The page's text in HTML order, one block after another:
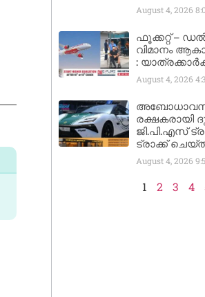
August 4, 2026
ഫൂക്കറ്റ് –
വിമാനം
:
August 4, 2026
രക്ഷകരായി
ജി.പി.എസ്
ട്രാക്ക്
August 4, 2026
1 2 3 4